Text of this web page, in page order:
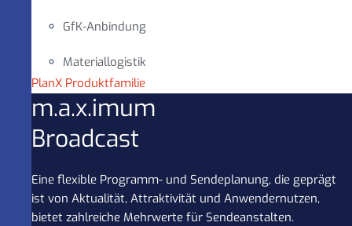
GfK-Anbindung
Materiallogistik
PlanX Produktfamilie
m.a.x.imum
Broadcast
Eine flexible Programm- und Sendeplanung, die geprägt
ist von Aktualität, Attraktivität und Anwendernutzen,
bietet zahlreiche Mehrwerte für Sendeanstalten.